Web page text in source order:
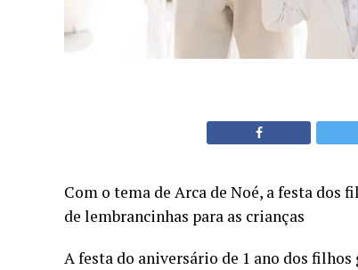
Com o tema de Arca de Noé, a festa dos
de lembrancinhas para as crianças
A festa do aniversário de 1 ano dos filhos